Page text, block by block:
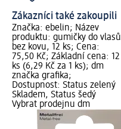
Zákazníci také zakoupili
Značka: ebelin; Název
produktu: gumičky do vlasů
bez kovu, 12 ks; Cena:
75,50 Kč; Základní cena: 12
ks (6,29 Kč za 1 ks); dm
značka grafika;
Dostupnost: Status zelený
Skladem, Status šedý
Vybrat prodejnu dm